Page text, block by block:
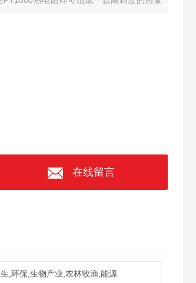
在线留言
,环保,生物产业,农林牧渔,能源